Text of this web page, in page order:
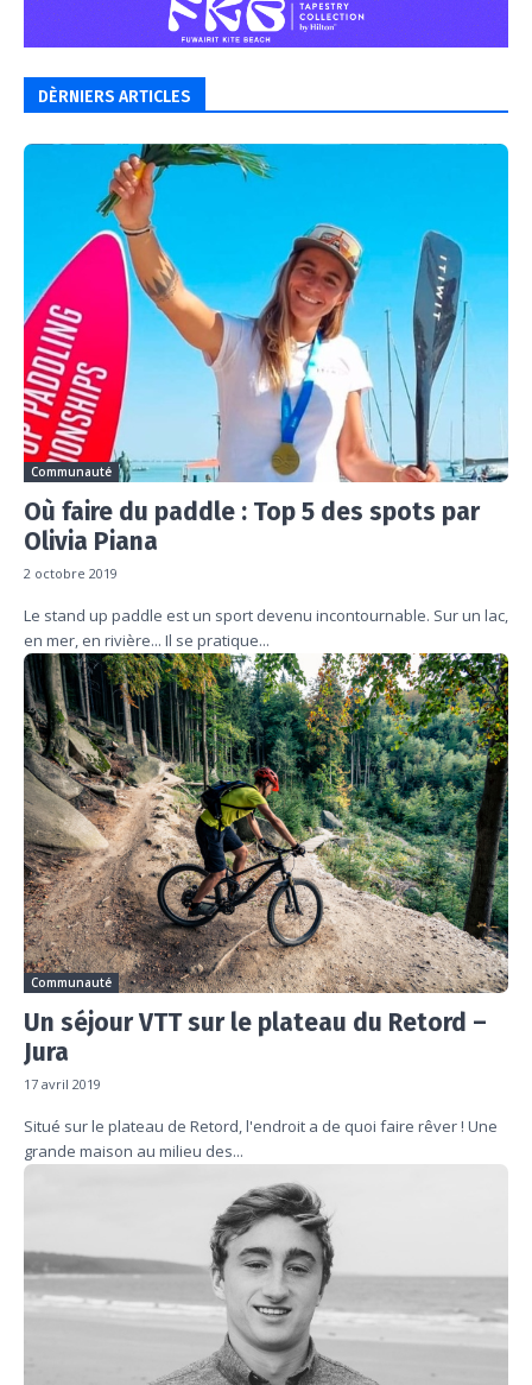
DÈRNIERS ARTICLES
Communauté
Où faire du paddle : Top 5 des spots par
Olivia Piana
2 octobre 2019
Le stand up paddle est un sport devenu incontournable. Sur un lac,
en mer, en rivière... Il se pratique...
Communauté
Un séjour VTT sur le plateau du Retord –
Jura
17 avril 2019
Situé sur le plateau de Retord, l'endroit a de quoi faire rêver ! Une
grande maison au milieu des...